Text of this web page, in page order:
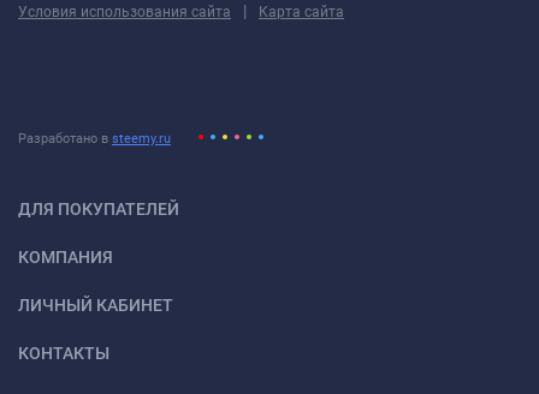
Условия использования сайта | Карта сайта
Разработано в steemy.ru
ДЛЯ ПОКУПАТЕЛЕЙ
КОМПАНИЯ
ЛИЧНЫЙ КАБИНЕТ
КОНТАКТЫ